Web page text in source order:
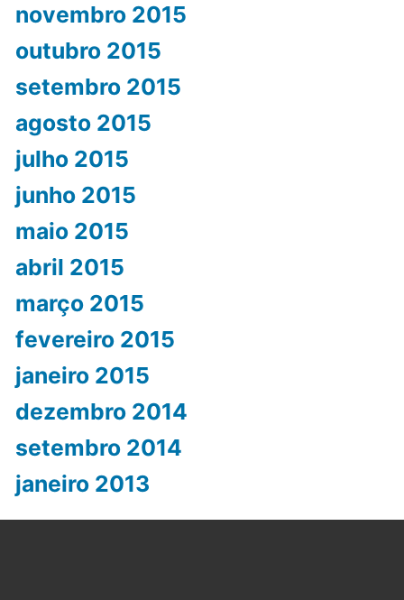
novembro 2015
outubro 2015
setembro 2015
agosto 2015
julho 2015
junho 2015
maio 2015
abril 2015
março 2015
fevereiro 2015
janeiro 2015
dezembro 2014
setembro 2014
janeiro 2013